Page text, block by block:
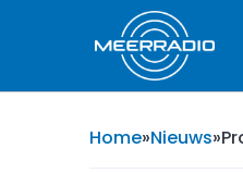
Home»Nieuws»